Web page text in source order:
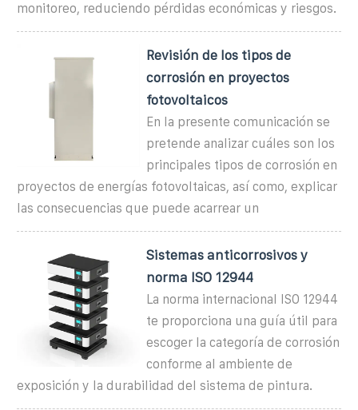
monitoreo, reduciendo pérdidas económicas y riesgos.
Revisión de los tipos de
corrosión en proyectos
fotovoltaicos
En la presente comunicación se
pretende analizar cuáles son los
principales tipos de corrosión en
proyectos de energías fotovoltaicas, así como, explicar
las consecuencias que puede acarrear un
Sistemas anticorrosivos y
norma ISO 12944
La norma internacional ISO 12944
te proporciona una guía útil para
escoger la categoría de corrosión
conforme al ambiente de
exposición y la durabilidad del sistema de pintura.